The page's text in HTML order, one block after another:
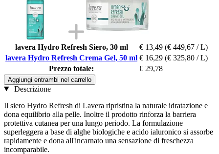
lavera Hydro Refresh Siero, 30 ml € 13,49 (€ 449,67 / L)
lavera Hydro Refresh Crema Gel, 50 ml € 16,29 (€ 325,80 / L)
Prezzo totale:
€ 29,78
Aggiungi entrambi nel carrello
Descrizione
Il siero Hydro Refresh di Lavera ripristina la naturale idratazione e
dona equilibrio alla pelle. Inoltre il prodotto rinforza la barriera
protettiva cutanea per una lungo periodo. La formulazione
superleggera a base di alghe biologiche e acido ialuronico si assorbe
rapidamente e dona all'incarnato una sensazione di freschezza
incomparabile.